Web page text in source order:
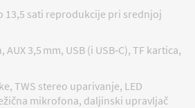
13,5 sati reprodukcije pri srednjoj
3,5 mm, USB (i USB‑C), TF kartica,
TWS stereo uparivanje, LED
mikrofona, daljinski upravljač